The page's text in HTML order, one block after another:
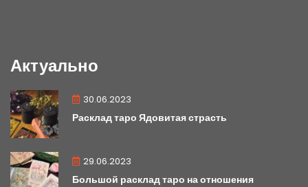
Актуально
Расклад таро Ядовитая страсть
30.06.2023
Большой расклад таро на отношения
29.06.2023